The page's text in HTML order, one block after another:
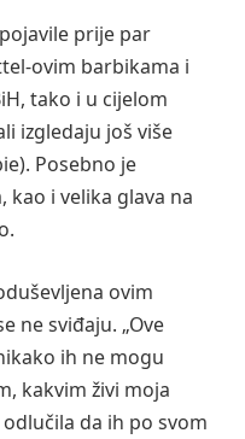
prije par
ovim barbikama i
tako i u cijelom
izgledaju još više
Posebno je
kao i velika glava na
ovim
ne sviđaju. „Ove
ih ne mogu
kakvim živi moja
odlučila da ih po svom